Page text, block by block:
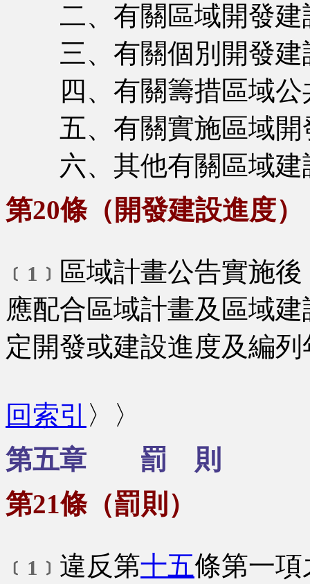
二、有關區域開發建
三、有關個別開發建
四、有關籌措區域公
五、有關實施區域開
六、其他有關區域建
第20條（開發建設進度）
﹝1﹞ 區域計畫公告實施
應配合區域計畫及區域
定開發或建設進度及編
回索引 〉〉
第五章 罰 則
第21條（罰則）
﹝1﹞ 違反第十五條第一